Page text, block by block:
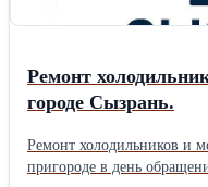
Ремонт
городе Сызрань.
Ремонт холодильников и
пригороде в день обращения. С лёгкостью